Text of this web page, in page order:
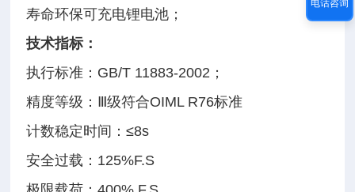
寿命环保可充电锂电池；
技术指标：
执行标准：GB/T 11883-2002；
精度等级：Ⅲ级符合OIML R76标准
计数稳定时间：≤8s
安全过载：125%F.S
电话咨询